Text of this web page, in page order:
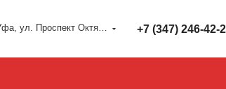
г. Уфа, ул. Проспект Октября 127 +7 (347) 246-42-